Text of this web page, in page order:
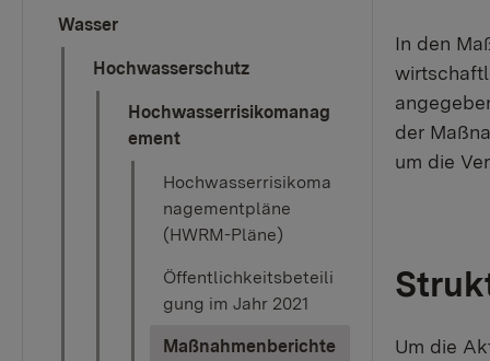
Wasser
Hochwasserschutz
Hochwasserrisikomanag
ement
Hochwasserrisikoma
nagementpläne
(HWRM-Pläne)
Öffentlichkeitsbeteili
gung im Jahr 2021
Maßnahmenberichte
In den
der
um die
Um die